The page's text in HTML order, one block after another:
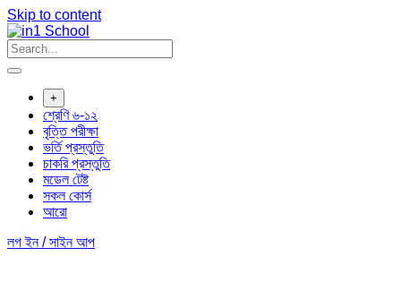
Skip to content
+
শ্রেণি ৬-১২
বৃত্তি পরীক্ষা
ভর্তি প্রস্তুতি
চাকরি প্রস্তুতি
মডেল টেষ্ট
সকল কোর্স
আরো
লগ ইন / সাইন আপ